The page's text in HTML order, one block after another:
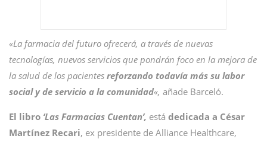
«La farmacia del futuro ofrecerá, a través de nuevas
tecnologías, nuevos servicios que pondrán foco en la mejora de
la salud de los pacientes reforzando todavía más su labor
social y de servicio a la comunidad«, añade Barceló.
El libro ‘Las Farmacias Cuentan’, está dedicada a César
Martínez Recari, ex presidente de Alliance Healthcare,